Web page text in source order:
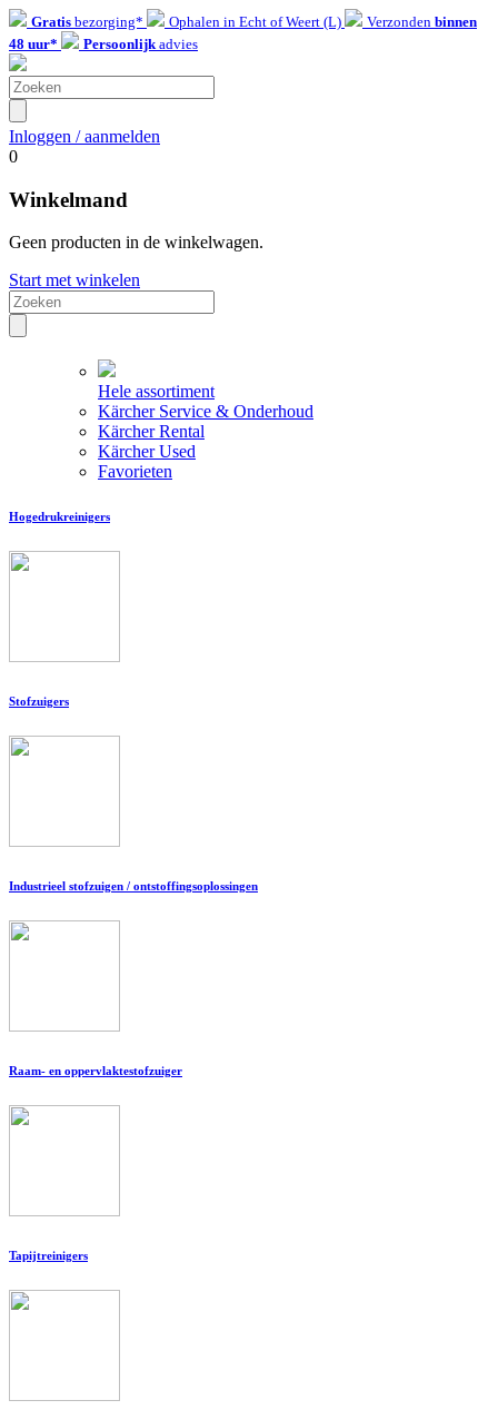
Gratis bezorging* Ophalen in Echt of Weert (L) Verzonden binnen
48 uur*
Persoonlijkadvies
Inloggen / aanmelden
0
Winkelmand
Geen producten in de winkelwagen.
Start met winkelen
Hele assortiment
Kärcher Service & Onderhoud
Kärcher Rental
Kärcher Used
Favorieten
Hogedrukreinigers
Stofzuigers
Industrieel stofzuigen / ontstoffingsoplossingen
Raam- en oppervlaktestofzuiger
Tapijtreinigers